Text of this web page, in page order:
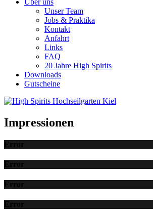
Über uns
Unser Team
Jobs & Praktika
Kontakt
Anfahrt
Links
FAQ
20 Jahre High Spirits
Downloads
Gutscheine
Impressionen
Error
Error
Error
Error